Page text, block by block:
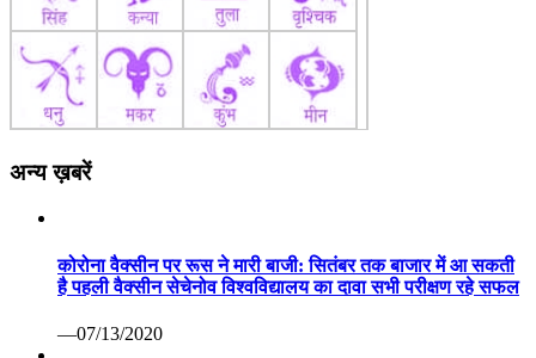
अन्य ख़बरें
कोरोना वैक्सीन पर रूस ने मारी बाजी: सितंबर तक बाजार में आ सकती
है पहली वैक्सीन सेचेनोव विश्वविद्यालय का दावा सभी परीक्षण रहे सफल
—07/13/2020